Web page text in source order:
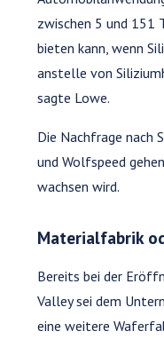
zwischen 5 und 151
bieten kann, wenn
anstelle von
sagte Lowe.
Die Nachfrage nach
und Wolfspeed
wachsen wird.
Materialfabrik
Bereits bei der
Valley sei dem
eine weitere